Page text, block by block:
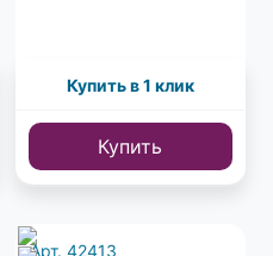
Купить в 1 клик
Купить
Арт. 42413